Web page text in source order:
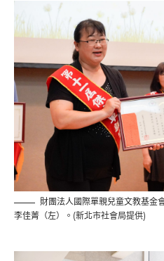
財團法人國際單親兒童文教基金
李佳菁（左）。(新北市社會局提供)